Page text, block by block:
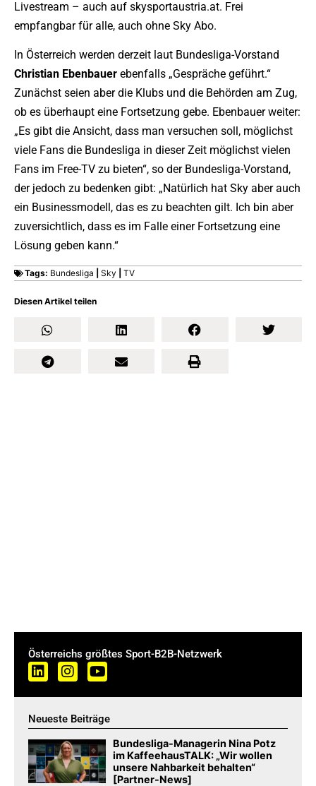
Diesen Artikel teilen
Livestream – auch auf skysportaustria.at. Frei
empfangbar für alle, auch ohne Sky Abo.
In Österreich werden derzeit laut Bundesliga-Vorstand
Christian Ebenbauer ebenfalls „Gespräche geführt.“
Zunächst seien aber die Klubs und die Behörden am Zug,
ob es überhaupt eine Fortsetzung gebe. Ebenbauer weiter:
„Es gibt die Ansicht, dass man versuchen soll, möglichst
viele Fans die Bundesliga in dieser Zeit möglichst vielen
Fans im Free-TV zu bieten“, so der Bundesliga-Vorstand,
der jedoch zu bedenken gibt: „Natürlich hat Sky aber auch
ein Businessmodell, das es zu beachten gilt. Ich bin aber
zuversichtlich, dass es im Falle einer Fortsetzung eine
Lösung geben kann.“
Tags: Bundesliga Sky TV
Österreichs größtes Sport-B2B-Netzwerk
Neueste Beiträge
Bundesliga-Managerin Nina Potz
im KaffeehausTALK: „Wir wollen
unsere Nahbarkeit behalten“
[Partner-News]